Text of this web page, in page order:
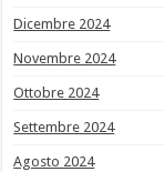
Dicembre 2024
Novembre 2024
Ottobre 2024
Settembre 2024
Agosto 2024